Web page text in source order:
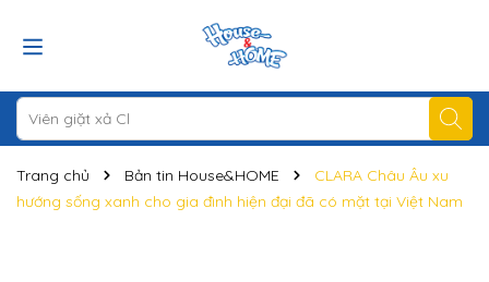
Trang chủ Bản tin House&HOME
CLARA Châu Âu xu
hướng sống xanh cho gia đình hiện đại đã có mặt tại Việt Nam